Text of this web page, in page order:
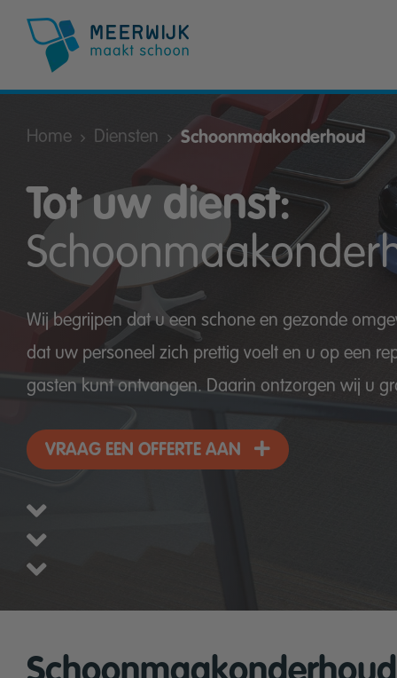
Home Diensten Schoonmaakonderhoud
Tot uw dienst:
Wij begrijpen dat u een schone en gezonde
dat uw personeel zich prettig voelt en u op een
gasten kunt ontvangen. Daarin ontzorgen wij u
VRAAG EEN OFFERTE AAN